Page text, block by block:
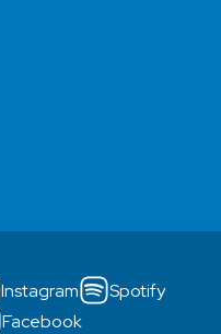
Instagram
Spotify
Facebook